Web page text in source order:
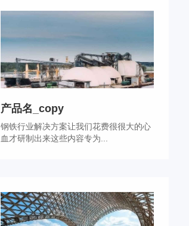
产品名_copy
钢铁行业解决方案让我们花费很很大的心
血才研制出来这些内容专为...